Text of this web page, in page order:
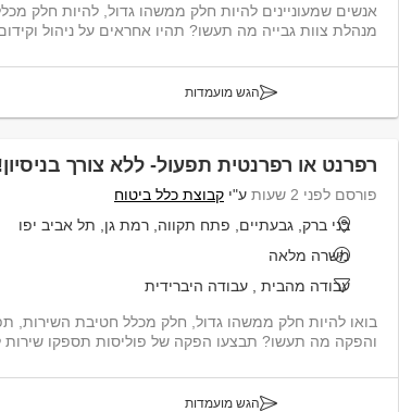
אנשים שמעוניינים להיות חלק ממשהו גדול, להיות חלק
מנהלת צוות גבייה מה תעשו? תהיו אחראים על ניהול וקידום
הגש מועמדות
רפרנט או רפרנטית תפעול- ללא צורך
פורסם לפני 2 שעות ע"י קבוצת כלל ביטוח
בני ברק, גבעתיים, פתח תקווה, רמת גן, תל אביב יפו
משרה מלאה
עבודה מהבית
עבודה היברידית
בואו להיות חלק ממשהו גדול, חלק מכלל חטיבת השירות,
והפקה מה תעשו? תבצעו הפקה של פוליסות תספקו שירות
הגש מועמדות